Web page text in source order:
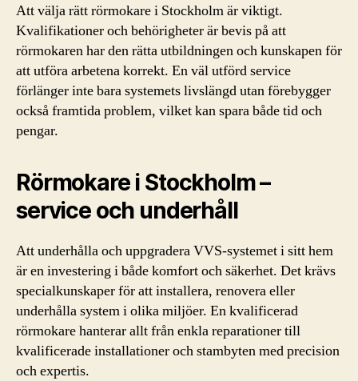
Att välja rätt rörmokare i Stockholm är viktigt.
Kvalifikationer och behörigheter är bevis på att
rörmokaren har den rätta utbildningen och kunskapen för
att utföra arbetena korrekt. En väl utförd service
förlänger inte bara systemets livslängd utan förebygger
också framtida problem, vilket kan spara både tid och
pengar.
Rörmokare i Stockholm –
service och underhåll
Att underhålla och uppgradera VVS-systemet i sitt hem
är en investering i både komfort och säkerhet. Det krävs
specialkunskaper för att installera, renovera eller
underhålla system i olika miljöer. En kvalificerad
rörmokare hanterar allt från enkla reparationer till
kvalificerade installationer och stambyten med precision
och expertis.